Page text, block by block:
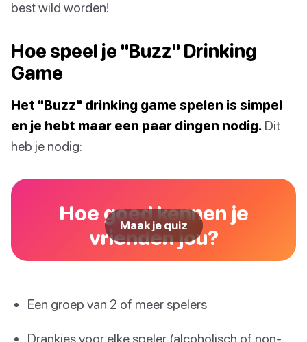
best wild worden!
Hoe speel je "Buzz" Drinking
Game
Het "Buzz" drinking game spelen is simpel
en je hebt maar een paar dingen nodig. Dit
heb je nodig:
Hoe goed kennen je
vrienden jou?
Maak je quiz
Een groep van 2 of meer spelers
Drankjes voor elke speler (alcoholisch of non-